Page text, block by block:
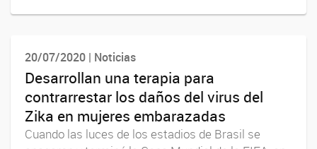
20/07/2020 | Noticias
Desarrollan una terapia para
contrarrestar los daños del virus del
Zika en mujeres embarazadas
Cuando las luces de los estadios de Brasil se